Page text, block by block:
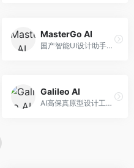
MasterGo AI
国产智能UI设计助手，专注于界面设计自动化。面向UI设计师，提供界面生成、组件设计、设计系统构建等服务，中文用户适配性好。
Galileo AI
AI高保真原型设计工具，专注于UI界面生成。面向设计师和产品团队，提供界面生成、交互设计、设计优化等服务，界面质量高。